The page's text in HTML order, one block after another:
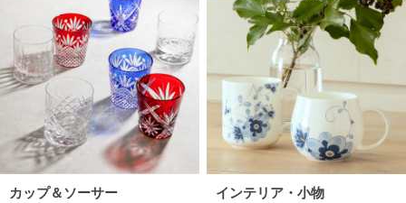
カップ＆ソーサー インテリア・小物